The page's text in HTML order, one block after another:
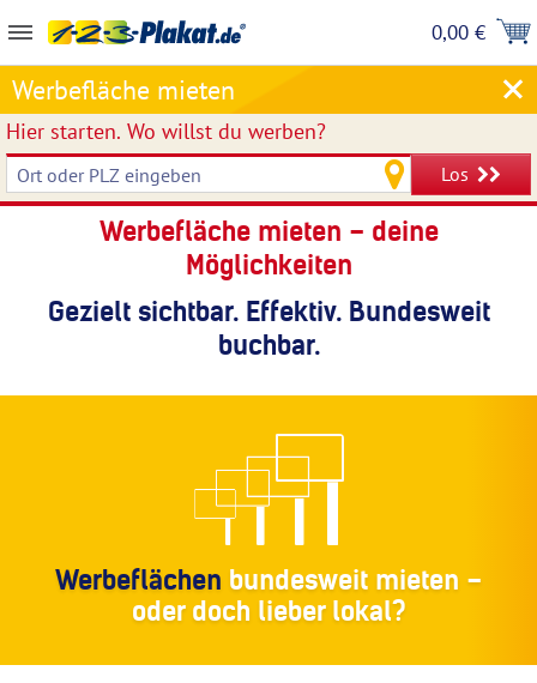
0,00 €
Werbefläche mieten
Hier starten. Wo willst du werben?
Los
Werbefläche mieten – deine
Möglichkeiten
Gezielt sichtbar. Effektiv. Bundesweit
buchbar.
Werbeflächen bundesweit mieten –
oder doch lieber lokal?